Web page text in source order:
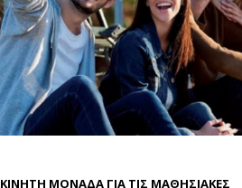
ΚΙΝΗΤΗ ΜΟΝΑΔΑ ΓΙΑ ΤΙΣ ΜΑΘΗΣΙΑΚΕΣ